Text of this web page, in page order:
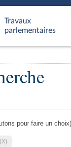
Travaux
parlementaires
pour faire un choix)